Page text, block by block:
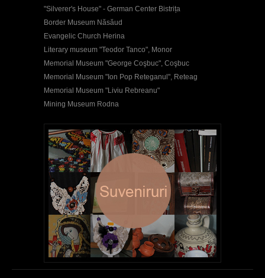
"Silverer's House" - German Center Bistrița
Border Museum Năsăud
Evangelic Church Herina
Literary museum "Teodor Tanco", Monor
Memorial Museum "George Coşbuc", Coşbuc
Memorial Museum "Ion Pop Reteganul", Reteag
Memorial Museum "Liviu Rebreanu"
Mining Museum Rodna